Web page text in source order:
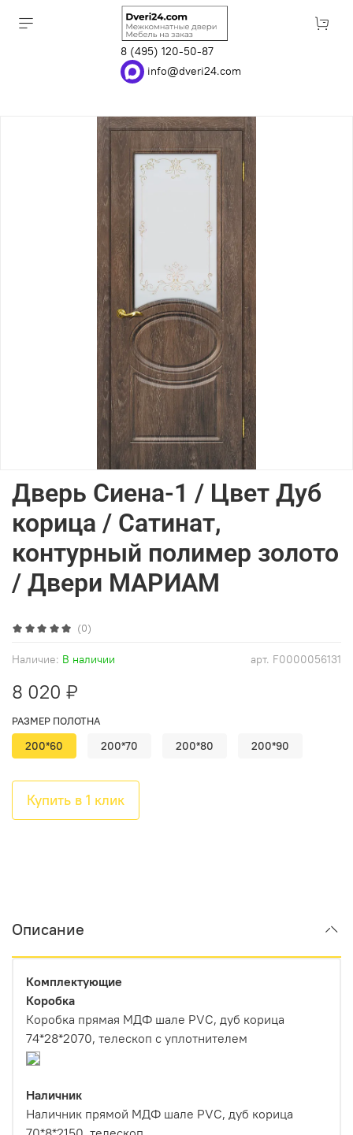
8 (495) 120-50-87
info@dveri24.com
(0)
арт. F0000056131
Наличие: В наличии
Дверь Сиена-1 / Цвет Дуб
корица / Сатинат,
контурный полимер золото
/ Двери МАРИАМ
8 020 ₽
Купить в 1 клик
РАЗМЕР ПОЛОТНА
200*60 200*70 200*80 200*90
Описание
Комплектующие
Коробка
Коробка прямая МДФ шале PVC, дуб корица
74*28*2070, телескоп с уплотнителем
Наличник
Наличник прямой МДФ шале PVC, дуб корица